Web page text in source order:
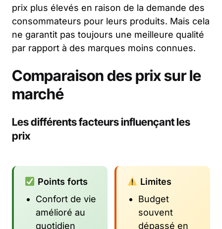
prix plus élevés en raison de la demande des
consommateurs pour leurs produits. Mais cela
ne garantit pas toujours une meilleure qualité
par rapport à des marques moins connues.
Comparaison des prix sur le
marché
Les différents facteurs influençant les
prix
Points forts
Confort de vie
amélioré au
quotidien
Limites
Budget
souvent
dépassé en